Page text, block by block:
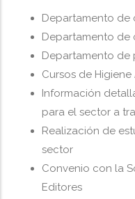
Departamento de
Departamento de
Departamento de
Cursos de
Información
para el sector a
Realización de
sector
Convenio con la
Editores